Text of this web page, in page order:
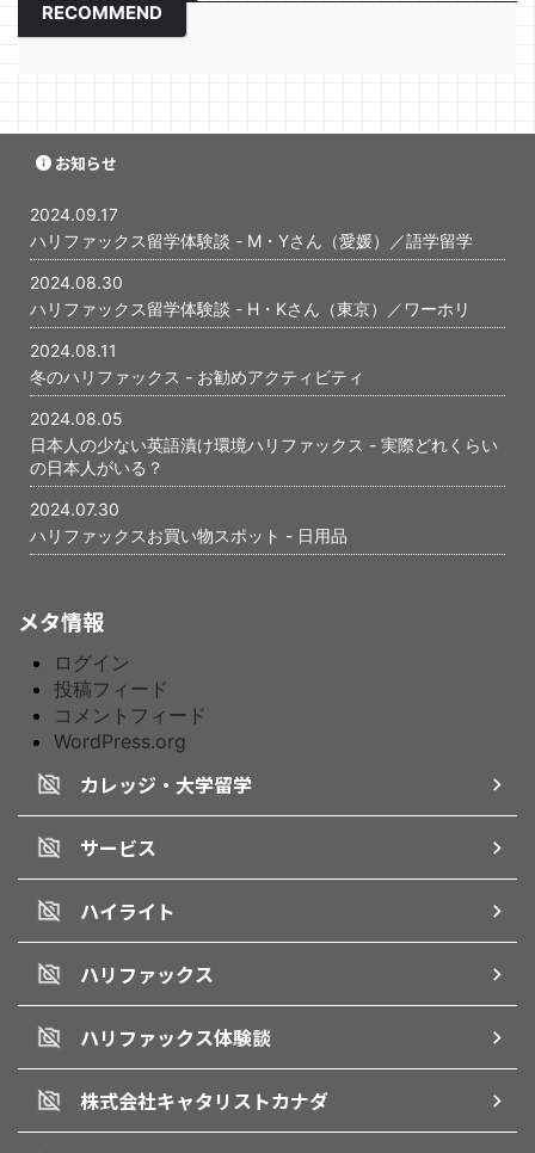
RECOMMEND
お知らせ
2024.09.17
ハリファックス留学体験談 - M・Yさん（愛媛）／語学留学
2024.08.30
ハリファックス留学体験談 - H・Kさん（東京）／ワーホリ
2024.08.11
冬のハリファックス - お勧めアクティビティ
2024.08.05
日本人の少ない英語漬け環境ハリファックス - 実際どれくらい
の日本人がいる？
2024.07.30
ハリファックスお買い物スポット - 日用品
メタ情報
ログイン
投稿フィード
コメントフィード
WordPress.org
カレッジ・大学留学
サービス
ハイライト
ハリファックス
ハリファックス体験談
株式会社キャタリストカナダ